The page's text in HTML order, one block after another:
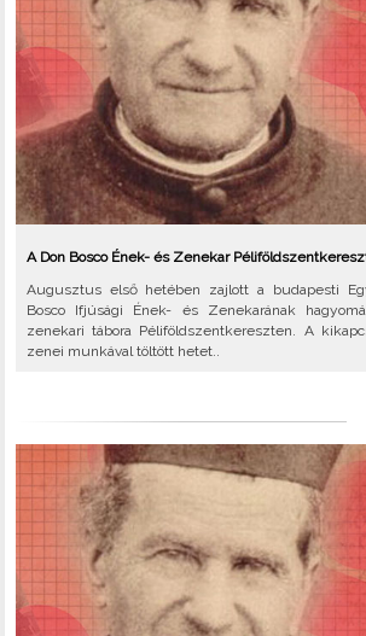
A Don Bosco Ének- és Zenekar
Augusztus első hetében zajlott a budapesti
Bosco Ifjúsági Ének- és Zenekarának
zenekari tábora Péliföldszentkereszten. A
zenei munkával töltött hetet..